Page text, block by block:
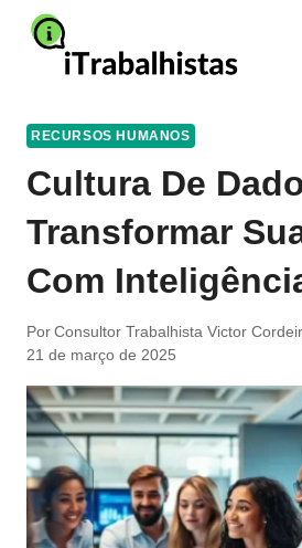
Pular
para
RECURSOS HUMANOS
Cultura De
Transformar
Com
Por Consultor Trabalhista Victor
21 de março de 2025